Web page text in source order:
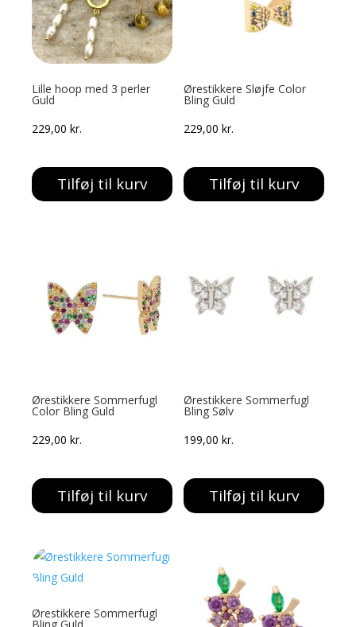
Lille hoop med 3 perler
Guld
229,00kr.
Tilføj til kurv
Ørestikkere Sløjfe Color
Bling Guld
229,00kr.
Tilføj til kurv
Ørestikkere Sommerfugl
Color Bling Guld
229,00kr.
Tilføj til kurv
Ørestikkere Sommerfugl
Bling Sølv
199,00kr.
Tilføj til kurv
Ørestikkere Sommerfugl